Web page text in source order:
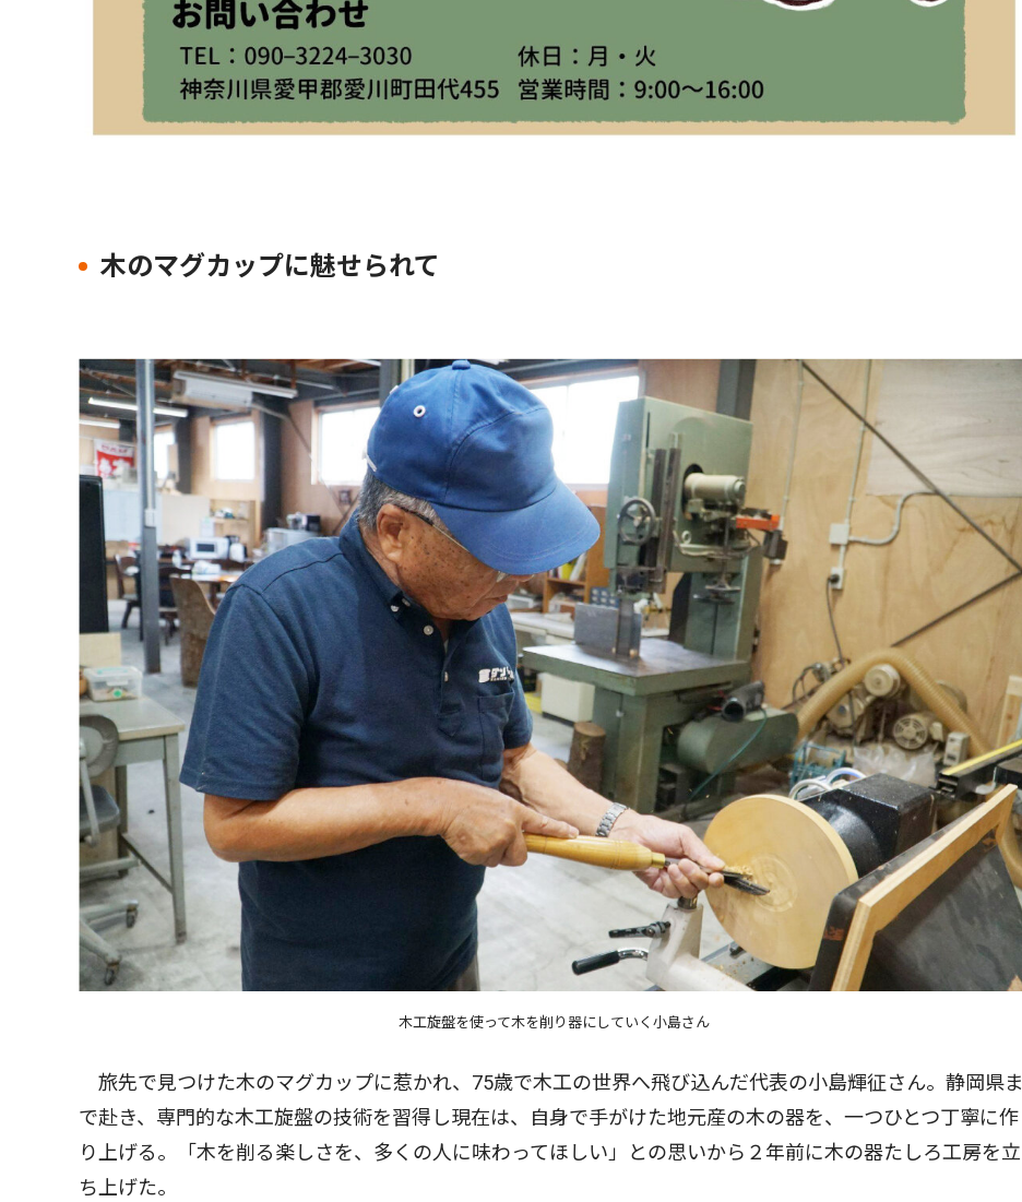
木のマグカップに魅せられて
木工旋盤を使って木を削り器にしていく小島さん
旅先で見つけた木のマグカップに惹かれ、75歳で木工の世界へ飛び込んだ代表の小島輝征さん。静岡県ま
で赴き、専門的な木工旋盤の技術を習得し現在は、自身で手がけた地元産の木の器を、一つひとつ丁寧に作
り上げる。「木を削る楽しさを、多くの人に味わってほしい」との思いから２年前に木の器たしろ工房を立
ち上げた。